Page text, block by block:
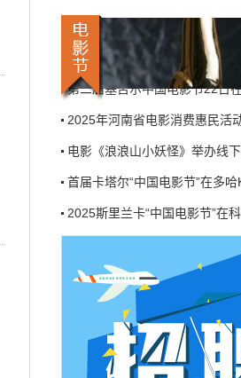
三天的东西，AI一天出八集，
6月27日 10:01:00
9万块银幕，全年只卖400
钱去哪了？
画，类型挺全。刘烨的《四渡
《玩具总动员5》、谢苗的《火
牌都亮出来了。
6月27日 10:01:00
7万部AI短剧一夜下架，广
动真格的
6月24日，广电总局官网挂出
有发布会，没有吹风会。就这
把《微短剧发展管理办法（征
到了所有人面前。
第八届浙江国际青年电影周创
莫斯科国际电影周启幕——21国
第二届塞舌尔中国电影节22日
2025年河南省电影消费惠民活
电影《浪浪山小妖怪》举办线
首届卡塔尔“中国电影节”在多
2025斯里兰卡“中国电影节”在
第八届浙江国际青年电影周创
莫斯科国际电影周启幕——21
第二届塞舌尔中国电影节22日
2025年河南省电影消费惠民活
电影《浪浪山小妖怪》举办线下